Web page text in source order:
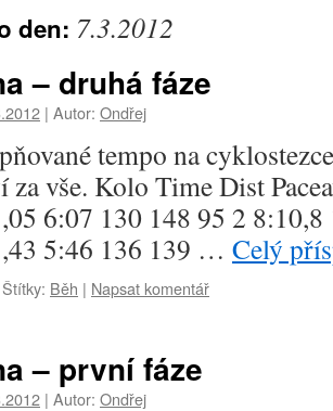
den: 7.3.2012
– druhá fáze
| Autor: Ondřej
tempo na
za vše. Kolo Time Dist
6:07 130 148 95 2
5:46 136 139 … Celý
Štítky: Běh | Napsat komentář
– první fáze
| Autor: Ondřej